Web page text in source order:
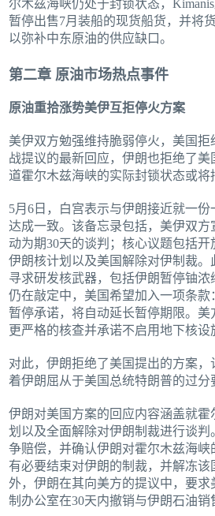
尔木兹海峡仍处于封锁状态，
暂停出售7月装船的现货船货，并将
以弥补中东原油的供应缺口。
第二章 原油市场热点事件
原油重拾涨势美伊互拒停火方案
美伊双方勉强维持脆弱停火，美国
战提议的最新回应，伊朗也拒绝了
道霍尔木兹海峡的实际封锁状态或将
5月6日，白宫表示与伊朗接近就一
达成一致。该备忘录包括，美伊双方
动为期30天的谈判；核心议题包括开
伊朗核计划以及美国解除对伊制裁。
寻求研发核武器，包括伊朗暂停铀浓
仍在敲定中，美国希望加入一项条
暂停承诺，将自动延长暂停期限。
更严格的核查并承诺不启用地下核设
对此，伊朗拒绝了美国提出的方案
着伊朗屈从于美国总统特朗普的过分
伊朗对美国方案的回应内容涵盖就
划以及全面解除对伊朗制裁进行谈
争赔偿，并确认伊朗对霍尔木兹海峡
有必要结束对伊朗的制裁，并解冻
外，伊朗在其向美方的提议中，要
制办公室在30天内撤销与伊朗石油销